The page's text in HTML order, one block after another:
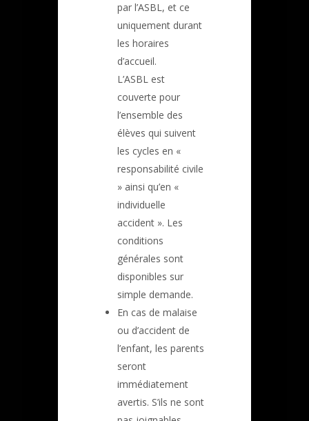
par l’ASBL, et ce
uniquement durant
les horaires
d’accueil.
L’ASBL est
couverte pour
l’ensemble des
élèves qui suivent
les cycles en «
responsabilité civile
» ainsi qu’en «
individuelle
accident ». Les
conditions
générales sont
disponibles sur
simple demande.
En cas de malaise
ou d’accident de
l’enfant, les parents
seront
immédiatement
avertis. S’ils ne sont